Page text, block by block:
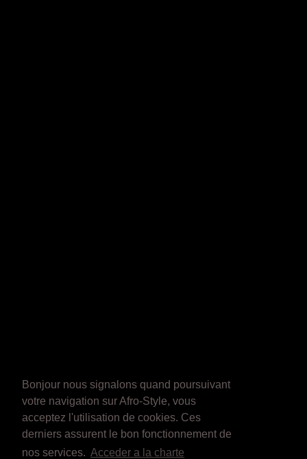
Bonjour nous signalons quand poursuivant
votre navigation sur Afro-Style, vous
acceptez l'utilisation de cookies. Ces
derniers assurent le bon fonctionnement de
nos services. Acceder a la charte